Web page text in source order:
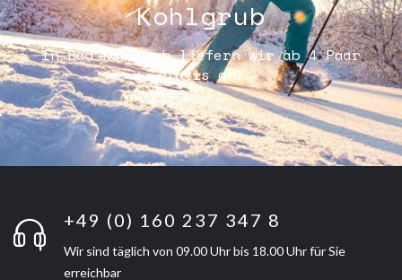
Kohlgrub
In Bad Kohlgrub liefern wir ab 4 Paar
gratis an.
+49 (0) 160 237 347 8
Wir sind täglich von 09.00 Uhr bis 18.00 Uhr für Sie
erreichbar